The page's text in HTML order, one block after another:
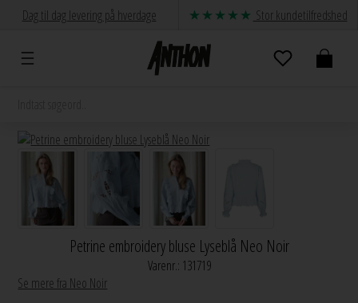
Dag til dag levering på hverdage Stor kundetilfredshed
Petrine embroidery bluse Lyseblå Neo Noir
Varenr.: 131719
Se mere fra Neo Noir